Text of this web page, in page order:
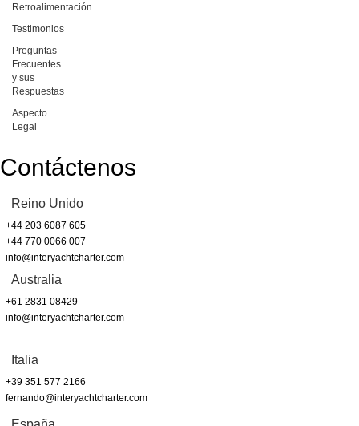
Retroalimentación
Testimonios
Preguntas
Frecuentes
y sus
Respuestas
Aspecto
Legal
Contáctenos
Reino Unido
+44 203 6087 605
+44 770 0066 007
info@interyachtcharter.com
Australia
+61 2831 08429
info@interyachtcharter.com
Italia
+39 351 577 2166
fernando@interyachtcharter.com